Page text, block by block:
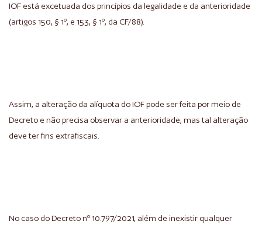
IOF está excetuada dos princípios da legalidade e da anterioridade
(artigos 150, § 1º, e 153, § 1º, da CF/88).
Assim, a alteração da alíquota do IOF pode ser feita por meio de
Decreto e não precisa observar a anterioridade, mas tal alteração
deve ter fins extrafiscais.
No caso do Decreto nº 10.797/2021, além de inexistir qualquer